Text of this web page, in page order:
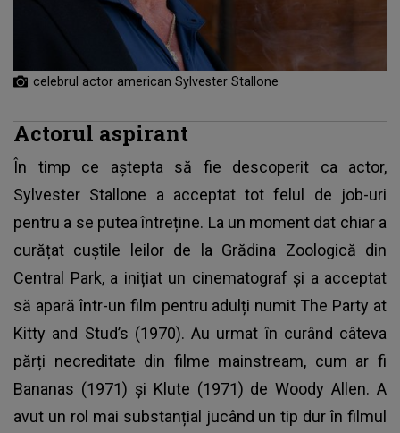
celebrul actor american Sylvester Stallone
Actorul aspirant
În timp ce aștepta să fie descoperit ca actor,
Sylvester Stallone a acceptat tot felul de job-uri
pentru a se putea întreține. La un moment dat chiar a
curățat cuștile leilor de la Grădina Zoologică din
Central Park, a inițiat un cinematograf și a acceptat
să apară într-un film pentru adulți numit The Party at
Kitty and Stud’s (1970). Au urmat în curând câteva
părți necreditate din filme mainstream, cum ar fi
Bananas (1971) și Klute (1971) de Woody Allen. A
avut un rol mai substanțial jucând un tip dur în filmul